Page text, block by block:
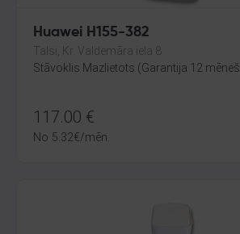
Huawei H155-382
Talsi, Kr. Valdemāra iela 8
Stāvoklis Mazlietots (Garantija 12
117.00 €
No 5.32€/mēn.